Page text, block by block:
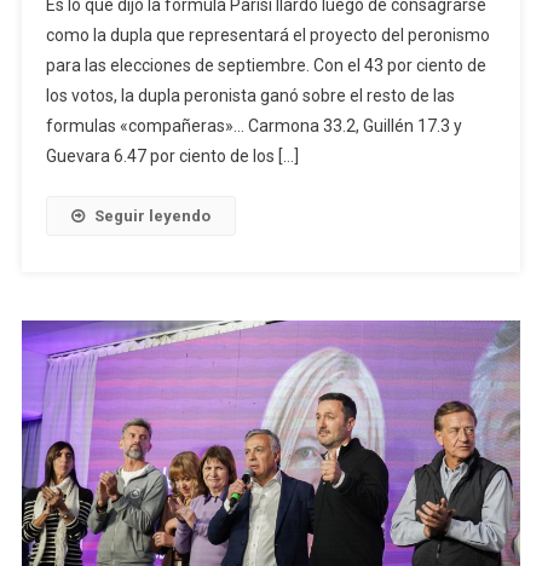
Es lo que dijo la fórmula Parisi Ilardo luego de consagrarse
como la dupla que representará el proyecto del peronismo
para las elecciones de septiembre. Con el 43 por ciento de
los votos, la dupla peronista ganó sobre el resto de las
formulas «compañeras»… Carmona 33.2, Guillén 17.3 y
Guevara 6.47 por ciento de los […]
Seguir leyendo